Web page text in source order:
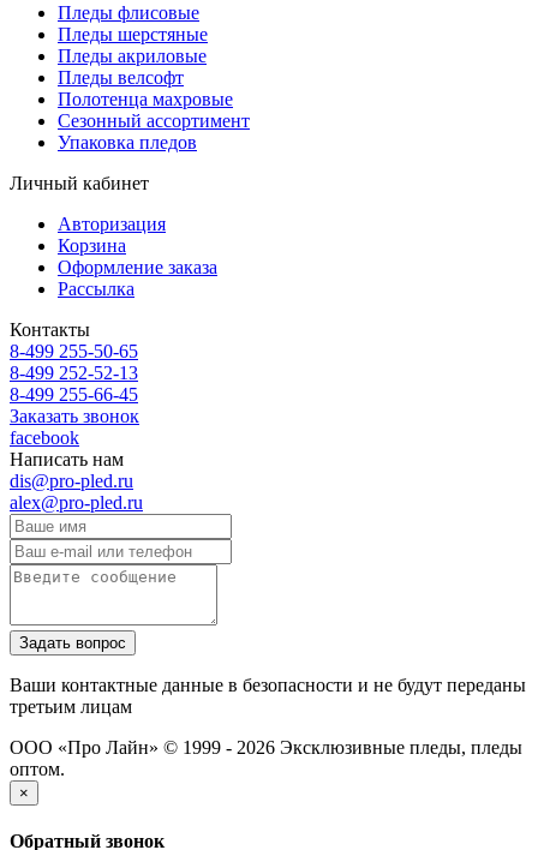
Пледы флисовые
Пледы шерстяные
Пледы акриловые
Пледы велсофт
Полотенца махровые
Сезонный ассортимент
Упаковка пледов
Личный кабинет
Авторизация
Корзина
Оформление заказа
Рассылка
Контакты
8-499 255-50-65
8-499 252-52-13
8-499 255-66-45
Заказать звонок
facebook
Написать нам
dis@pro-pled.ru
alex@pro-pled.ru
Ваши контактные данные в безопасности и не будут переданы
третьим лицам
ООО «Про Лайн» © 1999 - 2026 Эксклюзивные пледы, пледы
оптом.
×
Обратный звонок